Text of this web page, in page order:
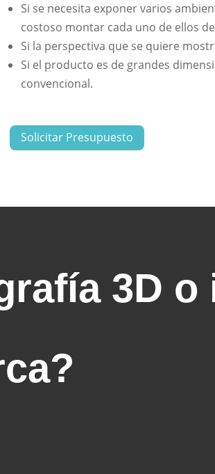
Si se necesita exponer varios
costoso montar cada uno de ellos
Si la perspectiva que se quiere
Si el producto es de grandes
convencional.
Solicitar Presupuesto
3D o